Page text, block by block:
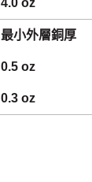
4.0 oz
最小外層銅厚
0.5 oz
0.3 oz